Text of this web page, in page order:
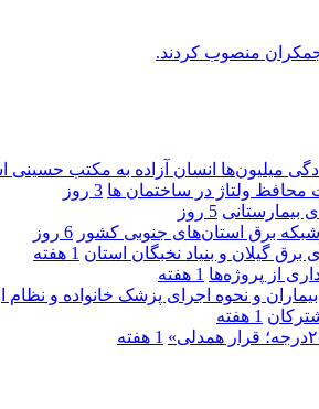
منصوب کردند.
میلیون‌ها انسان آزاده به مکتب
محافظ ولتاژ در ساختمان ها 3 روز
بیمارستانی 5 روز
شبكه برق استان‌های جنوبی كشور 6 روز
گیلان و بنیاد نخبگان استان 1 هفته
از پروژه‌ها 1 هفته
و نحوه اجرای پزشک خانواده و
1 هفته
1 هفته